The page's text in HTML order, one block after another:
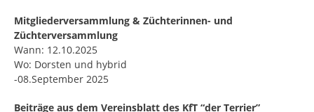
Mitgliederversammlung & Züchterinnen- und
Züchterversammlung
Wann: 12.10.2025
Wo: Dorsten und hybrid
-08.September 2025
Beiträge aus dem Vereinsblatt des KfT “der Terrier”